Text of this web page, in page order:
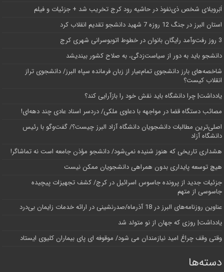
اَبَر‌ویلای شخص ذی‌نفوذ در حاشیه‌ رود کرج تخریب شد + جزئیات و فیلم
استان البرز در جنگ 12 روزه 7 شهید دانشجو تقدیم انقلاب کرد
3 روز رفت‌وآمد رایگان بانوان در خطوط اتوبوسرانی شهری کرج
دانشجو باید به دور از سیاست‌زدگی، به صلاح کشور بیندیشد
شاخصه‌های بارز دانشجوی تمام‌عیار از زبان فرمانده سپاه البرز/ دانشجوی تراز
انقلاب کیست؟
یادداشت| چرا دانشگاه باید نقش خود را بازآرایی کند؟
مصائب دستگاه قضا در مواجهه با دعاوی ملکی/ دردسر اسناد عادی چند‌ دهه‌ای!
اصلی‌ترین مطالبات دانشجویان دانشگاه آزاد البرز چیست؟/ گفت‌وگو با رئیس
دانشگاه آز‌اد
هشداری تاریخی که هنوز شنیده نمی‌شود/ دانشجو مؤذن جامعه است نه تماشاگر!
هیچ توسعه پایداری بدون همراهی دانشجویان ممکن نیست
جزئیات جدید از پرونده جاسوس اسرائیل در کرج/‌ کشف تجهیزات پیچیده
جاسوسی از متهم
عناوین روزنامه‌های البرز در ‌18 آذرماه/صدرنشینی در ارائه خدمات زایمان بی‌درد
یادداشت| روزی که جهان از نو متولد شد
وقتی وقف چراغ امید نیازمندان می شود/ موقوفه ای پای بیماران کلیوی ایستاد
دسته‌ها